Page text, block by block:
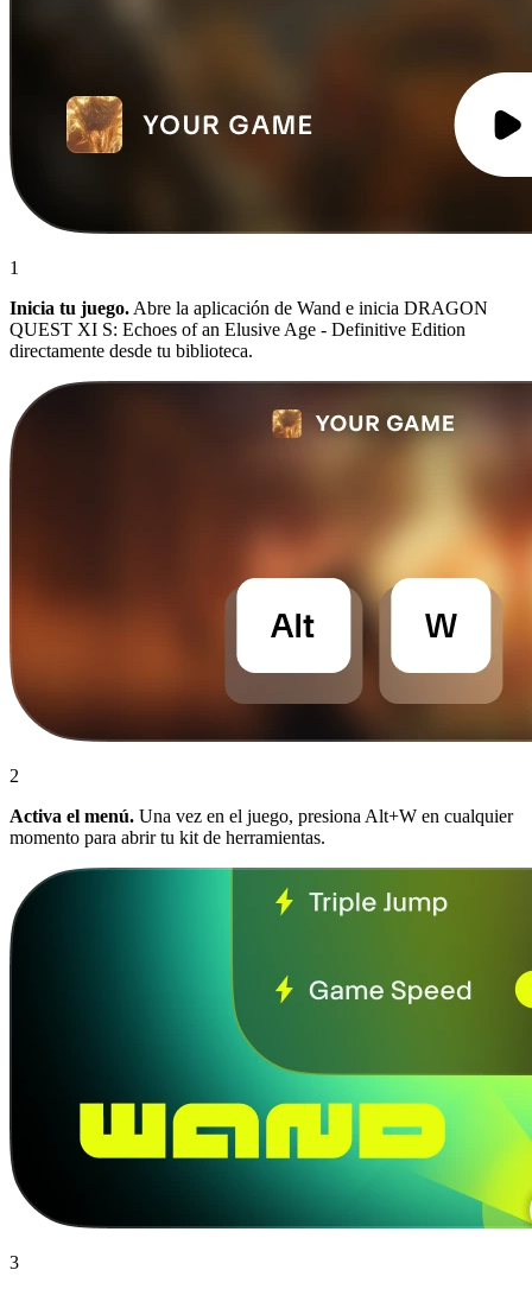
1
Inicia tu juego. Abre la aplicación de Wand e inicia DRAGON
QUEST XI S: Echoes of an Elusive Age - Definitive Edition
directamente desde tu biblioteca.
2
Activa el menú. Una vez en el juego, presiona Alt+W en cualquier
momento para abrir tu kit de herramientas.
3